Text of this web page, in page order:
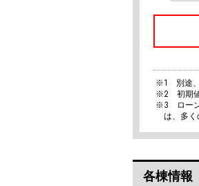
※1 別途、
※2 初期値
※3 ローン
は、多く
各棟情報